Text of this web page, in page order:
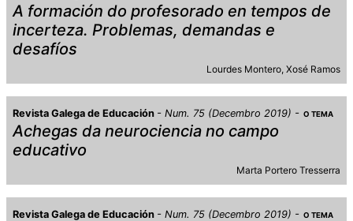
A formación do profesorado en tempos de
incerteza. Problemas, demandas e
desafíos
Lourdes Montero Xosé Ramos
Revista Galega de Educación Num. 75 (Decembro 2019) O TEMA
Achegas da neurociencia no campo
educativo
Marta Portero Tresserra
Revista Galega de Educación Num. 75 (Decembro 2019) O TEMA